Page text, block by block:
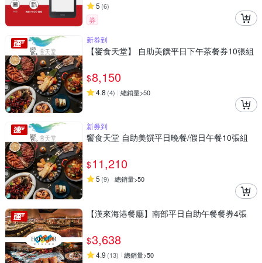
5 (6)
券
新券到
【饗食天堂】 自助美饌平日下午茶餐券10張組
$8,150
4.8 (4) 總銷量>50
新券到
饗食天堂 自助美饌平日晚餐/假日午餐10張組
$11,210
5 (9) 總銷量>50
【漢來海港餐廳】南部平日自助午餐餐券4張
$3,638
4.9 (13) 總銷量>50